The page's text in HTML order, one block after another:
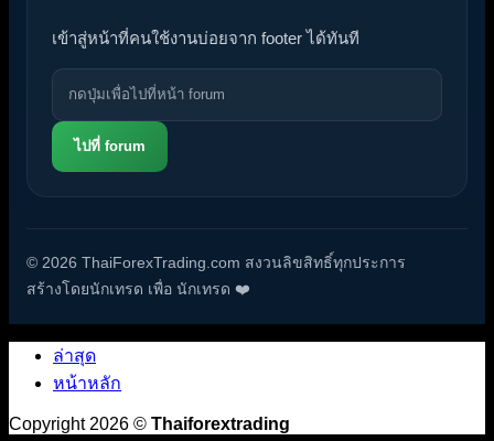
เข้าสู่หน้าที่คนใช้งานบ่อยจาก footer ได้ทันที
ไปที่ forum
© 2026 ThaiForexTrading.com สงวนลิขสิทธิ์ทุกประการ
สร้างโดยนักเทรด เพื่อ นักเทรด ❤️
ล่าสุด
หน้าหลัก
Copyright 2026 © Thaiforextrading